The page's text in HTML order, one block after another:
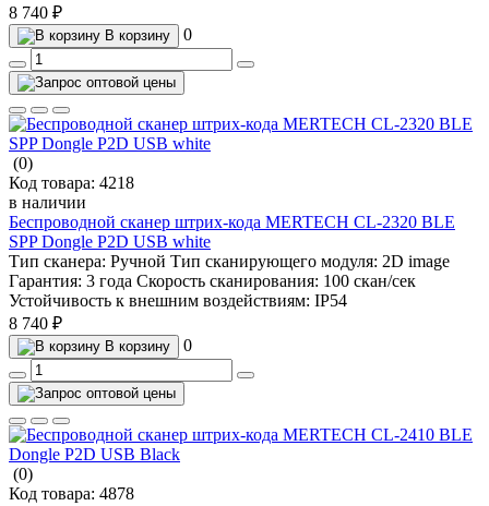
8 740 ₽
В корзину 0
(0)
Код товара: 4218
в наличии
Беспроводной сканер штрих-кода MERTECH CL-2320 BLE
SPP Dongle P2D USB white
Тип сканера: Ручной Тип сканирующего модуля: 2D image
Гарантия: 3 года Скорость сканирования: 100 скан/сек
Устойчивость к внешним воздействиям: IP54
8 740 ₽
В корзину 0
(0)
Код товара: 4878